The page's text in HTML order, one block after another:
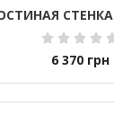
6 370 грн